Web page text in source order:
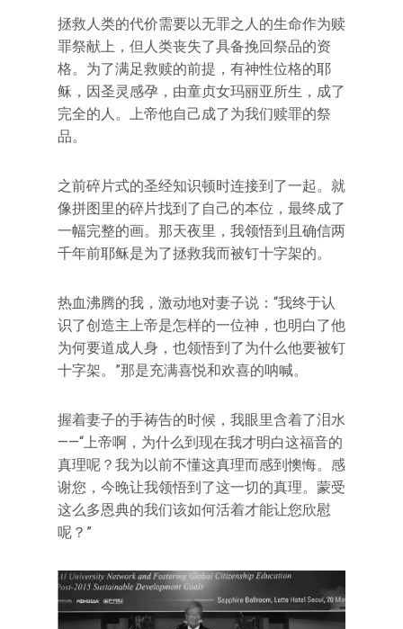
拯救人类的代价需要以无罪之人的生命作为赎
罪祭献上，但人类丧失了具备挽回祭品的资
格。为了满足救赎的前提，有神性位格的耶
稣，因圣灵感孕，由童贞女玛丽亚所生，成了
完全的人。上帝他自己成了为我们赎罪的祭
品。
之前碎片式的圣经知识顿时连接到了一起。就
像拼图里的碎片找到了自己的本位，最终成了
一幅完整的画。那天夜里，我领悟到且确信两
千年前耶稣是为了拯救我而被钉十字架的。
热血沸腾的我，激动地对妻子说：“我终于认
识了创造主上帝是怎样的一位神，也明白了他
为何要道成人身，也领悟到了为什么他要被钉
十字架。”那是充满喜悦和欢喜的呐喊。
握着妻子的手祷告的时候，我眼里含着了泪水
——“上帝啊，为什么到现在我才明白这福音的
真理呢？我为以前不懂这真理而感到懊悔。感
谢您，今晚让我领悟到了这一切的真理。蒙受
这么多恩典的我们该如何活着才能让您欣慰
呢？”